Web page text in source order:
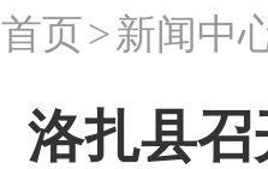
首页>新闻中
洛扎县